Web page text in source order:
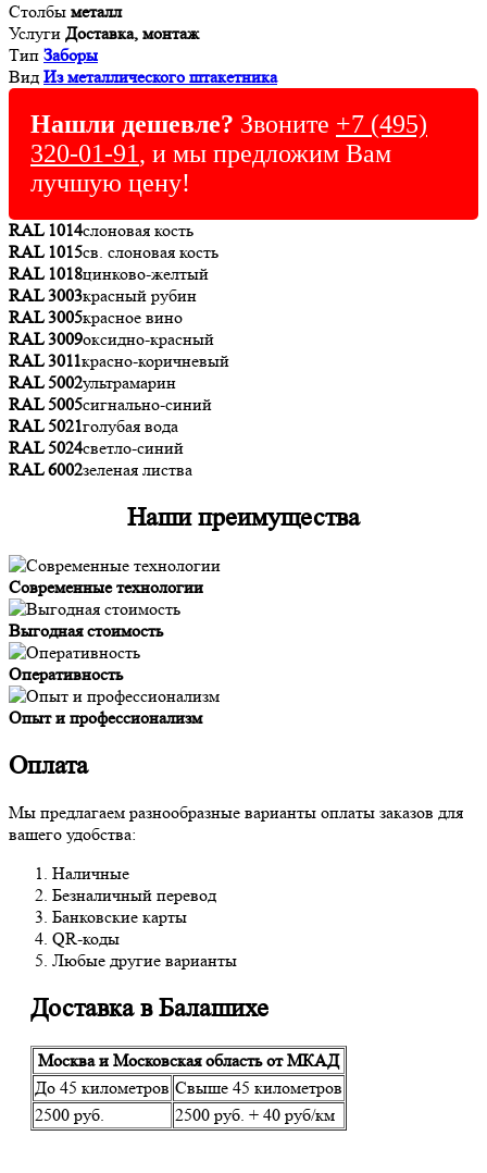
Столбы металл
Услуги Доставка, монтаж
Тип Заборы
Вид Из металлического штакетника
Нашли дешевле? Звоните +7 (495)
320-01-91, и мы предложим Вам
лучшую цену!
RAL 1014слоновая кость
RAL 1015св. слоновая кость
RAL 1018цинково-желтый
RAL 3003красный рубин
RAL 3005красное вино
RAL 3009оксидно-красный
RAL 3011красно-коричневый
RAL 5002ультрамарин
RAL 5005сигнально-синий
RAL 5021голубая вода
RAL 5024светло-синий
RAL 6002зеленая листва
Наши преимущества
Современные технологии
Выгодная стоимость
Оперативность
Опыт и профессионализм
Оплата
Мы предлагаем разнообразные варианты оплаты заказов для
вашего удобства:
Наличные
Безналичный перевод
Банковские карты
QR-коды
Любые другие варианты
Доставка в Балашихе
Москва и Московская область от МКАД
До 45 километров Свыше 45 километров
2500 руб.
2500 руб. + 40 руб/км